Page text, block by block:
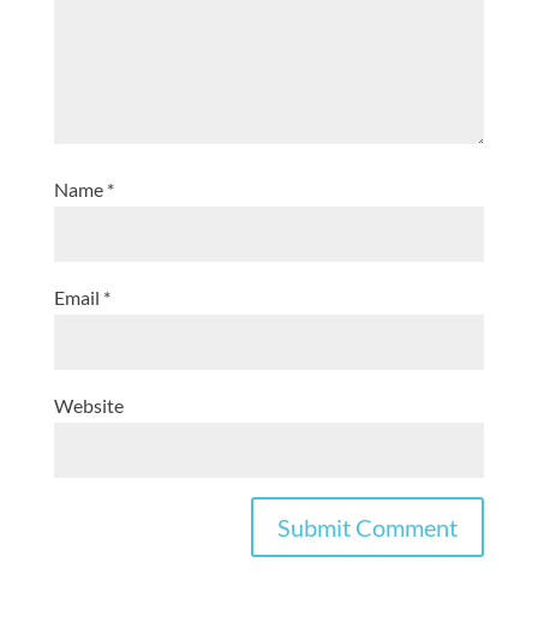
Name *
Email *
Website